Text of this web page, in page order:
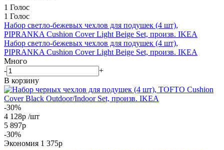
1 Голос
1 Голос
Набор светло-бежевых чехлов для подушек (4 шт),
PIPRANKA Cushion Cover Light Beige Set, произв. IKEA
Набор светло-бежевых чехлов для подушек (4 шт),
PIPRANKA Cushion Cover Light Beige Set, произв. IKEA
Много
-
+
В корзину
-30%
4 128р /шт
5 897р
-30%
Экономия 1 375р